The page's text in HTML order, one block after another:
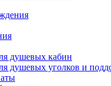
душевых кабин
душевых уголков и